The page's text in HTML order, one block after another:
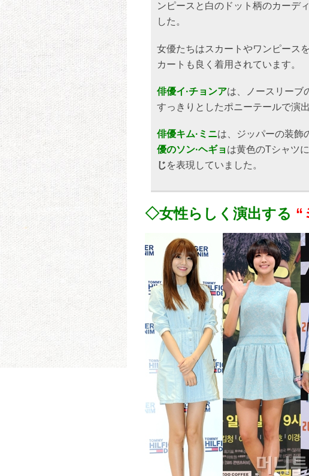
ンピースと白のドット柄のカーデ
した。
女優たちはスカートやワンピース
カートも良く着用されています。
俳優イ·チョンアは、ノースリーブ
すっきりとしたポニーテールで演
俳優キム·ミニは、ジッパーの装飾
優のソン·ヘギョ は黄色のTシャツ
じを表現していました。
◇女性らしく演出する “